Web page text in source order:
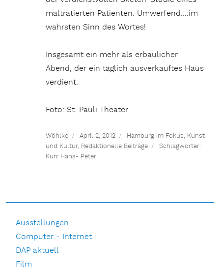
malträtierten Patienten. Umwerfend….im
wahrsten Sinn des Wortes!
Insgesamt ein mehr als erbaulicher
Abend, der ein täglich ausverkauftes Haus
verdient.
Foto: St. Pauli Theater
Wöhlke April 2, 2012 Hamburg im Fokus, Kunst
und Kultur, Redaktionelle Beiträge
Schlagwörter:
Kurr Hans- Peter
Ausstellungen
Computer - Internet
DAP aktuell
Film